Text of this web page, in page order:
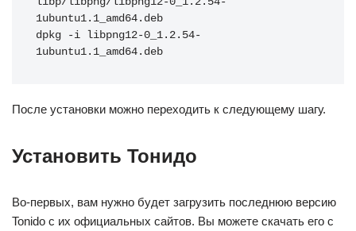
1ubuntu1.1_amd64.deb
dpkg -i libpng12-0_1.2.54-
1ubuntu1.1_amd64.deb
После установки можно переходить к следующему шагу.
Установить Тонидо
Во-первых, вам нужно будет загрузить последнюю версию
Tonido с их официальных сайтов. Вы можете скачать его с